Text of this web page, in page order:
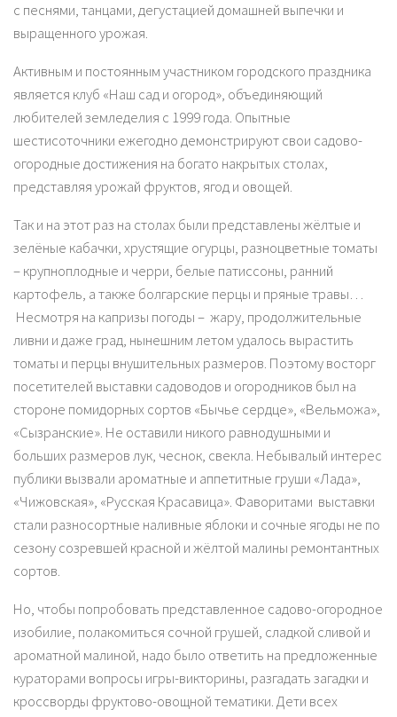
с песнями, танцами, дегустацией домашней выпечки и
выращенного урожая.
Активным и постоянным участником городского праздника
является клуб «Наш сад и огород», объединяющий
любителей земледелия с 1999 года. Опытные
шестисоточники ежегодно демонстрируют свои садово-
огородные достижения на богато накрытых столах,
представляя урожай фруктов, ягод и овощей.
Так и на этот раз на столах были представлены жёлтые и
зелёные кабачки, хрустящие огурцы, разноцветные томаты
– крупноплодные и черри, белые патиссоны, ранний
картофель, а также болгарские перцы и пряные травы…
Несмотря на капризы погоды – жару, продолжительные
ливни и даже град, нынешним летом удалось вырастить
томаты и перцы внушительных размеров. Поэтому восторг
посетителей выставки садоводов и огородников был на
стороне помидорных сортов «Бычье сердце», «Вельможа»,
«Сызранские». Не оставили никого равнодушными и
больших размеров лук, чеснок, свекла. Небывалый интерес
публики вызвали ароматные и аппетитные груши «Лада»,
«Чижовская», «Русская Красавица». Фаворитами выставки
стали разносортные наливные яблоки и сочные ягоды не по
сезону созревшей красной и жёлтой малины ремонтантных
сортов.
Но, чтобы попробовать представленное садово-огородное
изобилие, полакомиться сочной грушей, сладкой сливой и
ароматной малиной, надо было ответить на предложенные
кураторами вопросы игры-викторины, разгадать загадки и
кроссворды фруктово-овощной тематики. Дети всех